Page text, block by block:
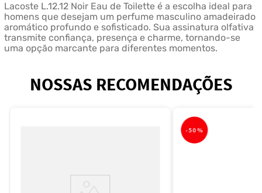
Lacoste L.12.12 Noir Eau de Toilette é a escolha ideal para
homens que desejam um perfume masculino amadeirado
aromático profundo e sofisticado. Sua assinatura olfativa
transmite confiança, presença e charme, tornando-se
uma opção marcante para diferentes momentos.
NOSSAS RECOMENDAÇÕES
-50%